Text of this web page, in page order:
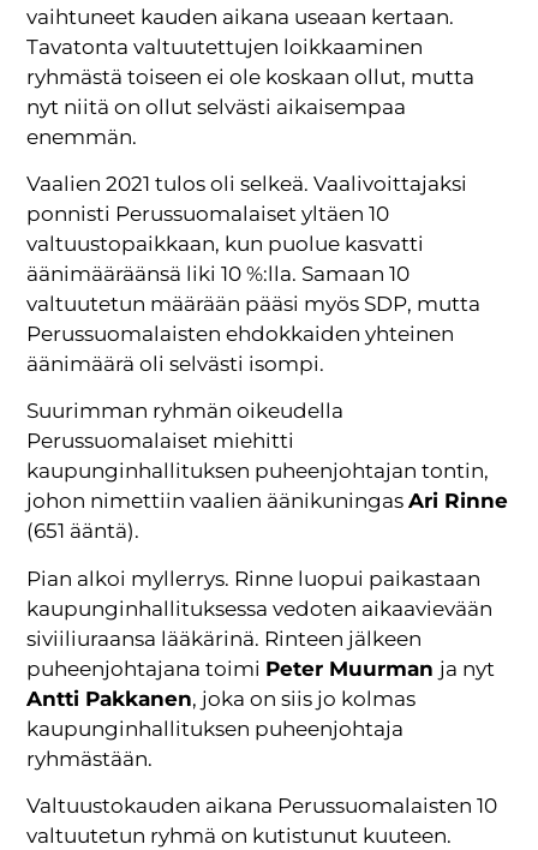
vaihtuneet kauden aikana useaan kertaan.
Tavatonta valtuutettujen loikkaaminen
ryhmästä toiseen ei ole koskaan ollut, mutta
nyt niitä on ollut selvästi aikaisempaa
enemmän.
Vaalien 2021 tulos oli selkeä. Vaalivoittajaksi
ponnisti Perussuomalaiset yltäen 10
valtuustopaikkaan, kun puolue kasvatti
äänimääräänsä liki 10 %:lla. Samaan 10
valtuutetun määrään pääsi myös SDP, mutta
Perussuomalaisten ehdokkaiden yhteinen
äänimäärä oli selvästi isompi.
Suurimman ryhmän oikeudella
Perussuomalaiset miehitti
kaupunginhallituksen puheenjohtajan tontin,
johon nimettiin vaalien äänikuningasAri Rinne
(651 ääntä).
Pian alkoi myllerrys. Rinne luopui paikastaan
kaupunginhallituksessa vedoten aikaavievään
siviiliuraansa lääkärinä. Rinteen jälkeen
puheenjohtajana toimi Peter Muurman ja nyt
Antti Pakkanen, joka on siis jo kolmas
kaupunginhallituksen puheenjohtaja
ryhmästään.
Valtuustokauden aikana Perussuomalaisten 10
valtuutetun ryhmä on kutistunut kuuteen.